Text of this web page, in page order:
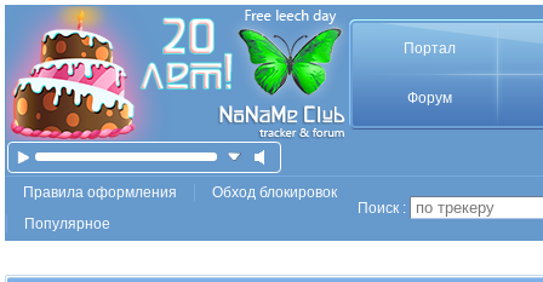
Портал
Форум
Правила оформления
Обход блокировок
Популярное
Поиск :